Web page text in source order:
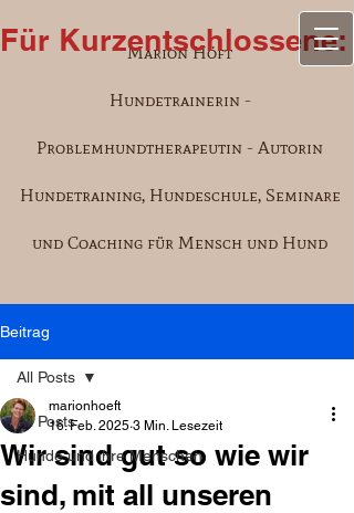
Marion Höft
Hundetrainerin -
Problemhundtherapeutin - Autorin
Hundetraining, Hundeschule, Seminare
und Coaching für Mensch und Hund
Für
Beitrag
All Posts
Hunde und ihre Menschen
All Posts
Wir sind gut so wie wir
sind, mit all unseren
marionhoeft
16. Feb. 2025 3 Min. Lesezeit